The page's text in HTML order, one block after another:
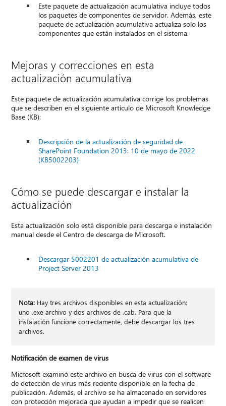
Este paquete de actualización acumulativa incluye todos
los paquetes de componentes de servidor. Además, este
paquete de actualización acumulativa actualiza solo los
componentes que están instalados en el sistema.
Mejoras y correcciones en esta
actualización acumulativa
Este paquete de actualización acumulativa corrige los problemas
que se describen en el siguiente artículo de Microsoft Knowledge
Base (KB):
Descripción de la actualización de seguridad de
SharePoint Foundation 2013: 10 de mayo de 2022
(KB5002203)
Cómo se puede descargar e instalar la
actualización
Esta actualización solo está disponible para descarga e instalación
manual desde el Centro de descarga de Microsoft.
Descargar 5002201 de actualización acumulativa de
Project Server 2013
Nota: Hay tres archivos disponibles en esta actualización:
uno .exe archivo y dos archivos de .cab. Para que la
instalación funcione correctamente, debe descargar los tres
archivos.
Notificación de examen de virus
Microsoft examinó este archivo en busca de virus con el software
de detección de virus más reciente disponible en la fecha de
publicación. Además, el archivo se ha almacenado en servidores
con protección mejorada que ayudan a impedir que se realicen